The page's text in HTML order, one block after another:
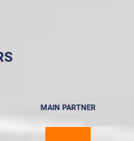
MAIN PARTNER